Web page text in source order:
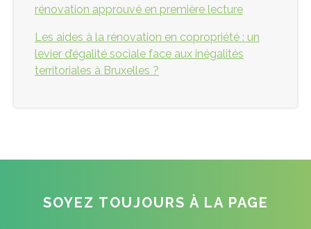
rénovation approuvé en première lecture
Les aides à la rénovation en copropriété : un
levier d’égalité sociale face aux inégalités
territoriales à Bruxelles ?
SOYEZ TOUJOURS À LA PAGE